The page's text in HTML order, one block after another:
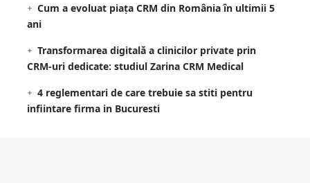
Cum a evoluat piața CRM din România în ultimii 5
ani
Transformarea digitală a clinicilor private prin
CRM-uri dedicate: studiul Zarina CRM Medical
4 reglementari de care trebuie sa stiti pentru
infiintare firma in Bucuresti